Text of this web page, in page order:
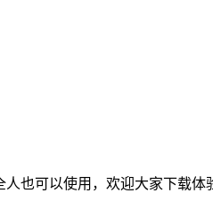
也可以使用，欢迎大家下载体